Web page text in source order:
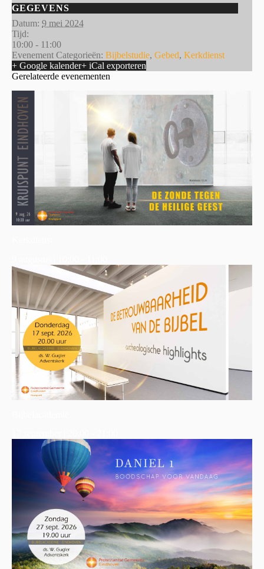
GEGEVENS
Datum: 9 mei 2024
Tijd:
10:00 - 11:00
Evenement Categorieën: Bijbelstudie, Gebed, Kerkdienst
+ Google kalender+ iCal exporteren
Gerelateerde evenementen